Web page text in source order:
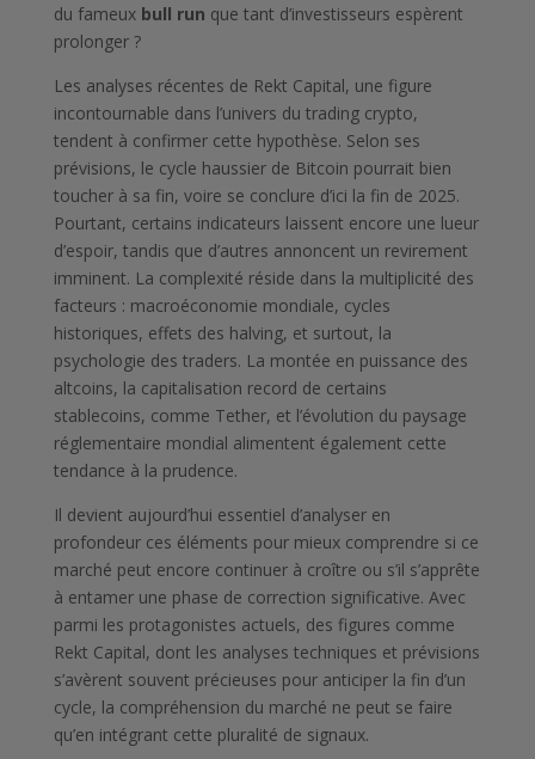
du fameux bull run que tant d’investisseurs espèrent
prolonger ?
Les analyses récentes de Rekt Capital, une figure
incontournable dans l’univers du trading crypto,
tendent à confirmer cette hypothèse. Selon ses
prévisions, le cycle haussier de Bitcoin pourrait bien
toucher à sa fin, voire se conclure d’ici la fin de 2025.
Pourtant, certains indicateurs laissent encore une lueur
d’espoir, tandis que d’autres annoncent un revirement
imminent. La complexité réside dans la multiplicité des
facteurs : macroéconomie mondiale, cycles
historiques, effets des halving, et surtout, la
psychologie des traders. La montée en puissance des
altcoins, la capitalisation record de certains
stablecoins, comme Tether, et l’évolution du paysage
réglementaire mondial alimentent également cette
tendance à la prudence.
Il devient aujourd’hui essentiel d’analyser en
profondeur ces éléments pour mieux comprendre si ce
marché peut encore continuer à croître ou s’il s’apprête
à entamer une phase de correction significative. Avec
parmi les protagonistes actuels, des figures comme
Rekt Capital, dont les analyses techniques et prévisions
s’avèrent souvent précieuses pour anticiper la fin d’un
cycle, la compréhension du marché ne peut se faire
qu’en intégrant cette pluralité de signaux.